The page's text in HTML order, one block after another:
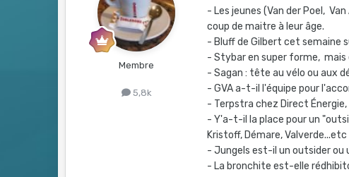
Membre
5,8k
- Les jeunes (Van der Poel,
coup de maitre à leur âge.
- Bluff de Gilbert cet semaine
- Stybar en super forme,
- Sagan : tête au vélo ou aux
- GVA a-t-il l'équipe pour
- Terpstra chez Direct
- Y'a-t-il la place pour un
Kristoff, Démare, Valverde...etc
- Jungels est-il un outsider ou
- La bronchite est-elle